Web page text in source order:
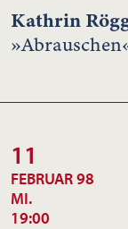
Kathrin
11
FEBRUAR 98
MI.
19:00